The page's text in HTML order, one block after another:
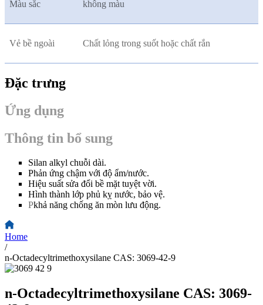
Màu sắc không màu
Vẻ bề ngoài Chất lỏng trong suốt hoặc chất rắn
Đặc trưng
Ứng dụng
Thông tin bổ sung
Silan alkyl chuỗi dài.
Phản ứng chậm với độ ẩm/nước.
Hiệu suất sửa đổi bề mặt tuyệt vời.
Hình thành lớp phủ kỵ nước, bảo vệ.
Pkhả năng chống ăn mòn lưu động.
Home
/
n-Octadecyltrimethoxysilane CAS: 3069-42-9
n-Octadecyltrimethoxysilane CAS: 3069-